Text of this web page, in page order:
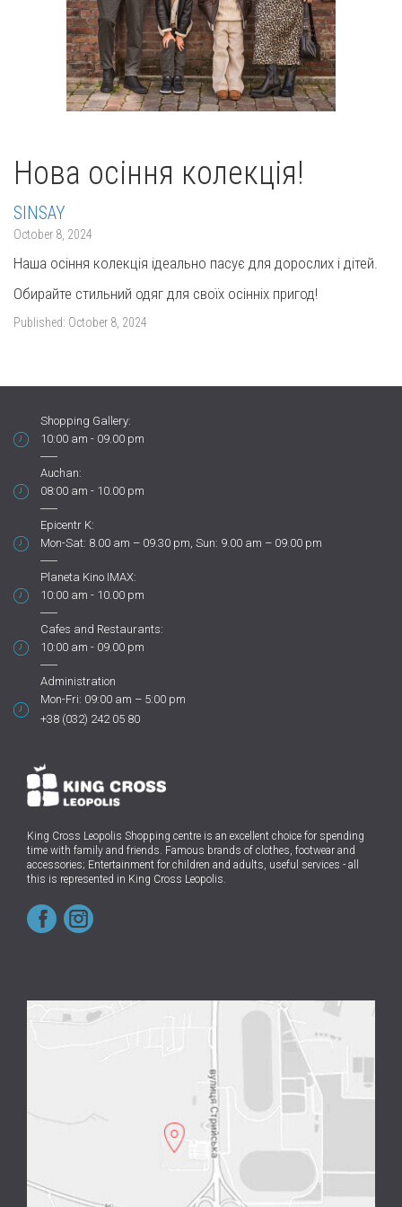
Нова осіння колекція!
SINSAY
October 8, 2024
Наша осіння колекція ідеально пасує для дорослих і дітей.
Обирайте стильний одяг для своїх осінніх пригод!
Published: October 8, 2024
Shopping Gallery:
10:00 am - 09.00 pm
Auchan:
08:00 am - 10.00 pm
Epicentr K:
Mon-Sat: 8.00 am – 09.30 pm, Sun: 9.00 am – 09.00 pm
Planeta Kino IMAX:
10:00 am - 10.00 pm
Cafes and Restaurants:
10:00 am - 09.00 pm
Administration
Mon-Fri: 09:00 am – 5:00 pm
+38 (032) 242 05 80
King Cross Leopolis Shopping centre is an excellent choice for spending
time with family and friends. Famous brands of clothes, footwear and
accessories; Entertainment for children and adults, useful services - all
this is represented in King Cross Leopolis.